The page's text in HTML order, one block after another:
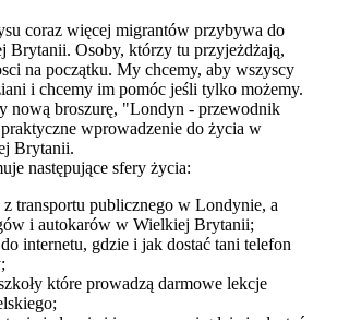
coraz więcej migrantów przybywa do
Brytanii. Osoby, którzy tu przyjeżdżają,
na początku. My chcemy, aby wszyscy
i chcemy im pomóc jeśli tylko możemy.
nową broszurę, "Londyn - przewodnik
wprowadzenie do życia w
Brytanii.
następujące sfery życia:
transportu publicznego w Londynie, a
i autokarów w Wielkiej Brytanii;
internetu, gdzie i jak dostać tani telefon
które prowadzą darmowe lekcje